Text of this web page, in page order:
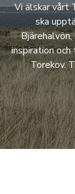
Vi älskar vårt
ska
inspiration och
Torekov.